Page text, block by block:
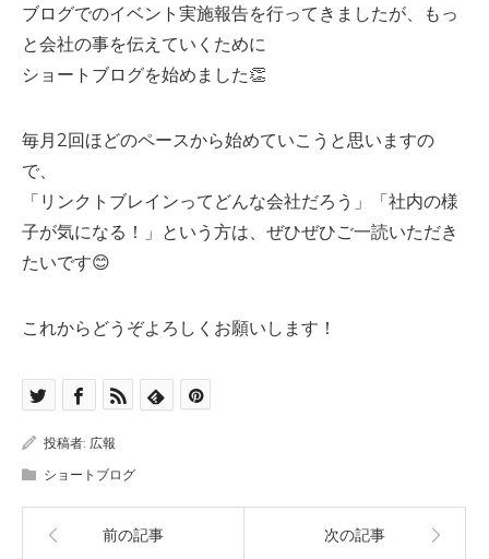
ブログでのイベント実施報告を行ってきましたが、もっ
と会社の事を伝えていくために
ショートブログを始めました👏
毎月2回ほどのペースから始めていこうと思いますの
で、
「リンクトブレインってどんな会社だろう」「社内の様
子が気になる！」という方は、ぜひぜひご一読いただき
たいです😊
これからどうぞよろしくお願いします！
投稿者: 広報
ショートブログ
前の記事 次の記事